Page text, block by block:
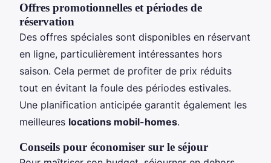
Offres promotionnelles et périodes de
réservation
Des offres spéciales sont disponibles en réservant
en ligne, particulièrement intéressantes hors
saison. Cela permet de profiter de prix réduits
tout en évitant la foule des périodes estivales.
Une planification anticipée garantit également les
meilleures locations mobil-homes.
Conseils pour économiser sur le séjour